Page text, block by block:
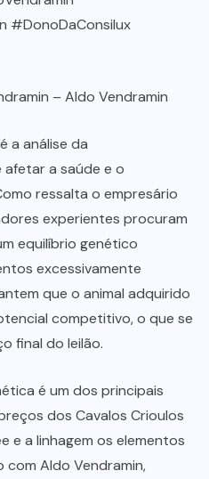
#DonoDaConsilux
– Aldo Vendramin
a análise da
a saúde e o
ressalta o empresário
experientes procuram
equilíbrio genético
excessivamente
que o animal adquirido
competitivo, o que se
final do leilão.
é um dos principais
dos Cavalos Crioulos
e a linhagem os elementos
com Aldo Vendramin,